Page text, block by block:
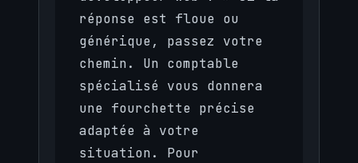
réponse est floue ou
générique, passez votre
chemin. Un comptable
spécialisé vous donnera
une fourchette précise
adaptée à votre
situation. Pour